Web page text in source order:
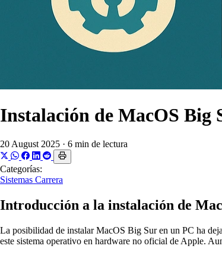
Instalación de MacOS Big
20 August 2025 · 6 min de lectura
Categorías:
Sistemas Carrera
Introducción a la instalación de
La posibilidad de instalar MacOS Big Sur en un PC ha
este sistema operativo en hardware no oficial de Apple.